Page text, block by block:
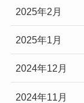
2025年2月
2025年1月
2024年12月
2024年11月